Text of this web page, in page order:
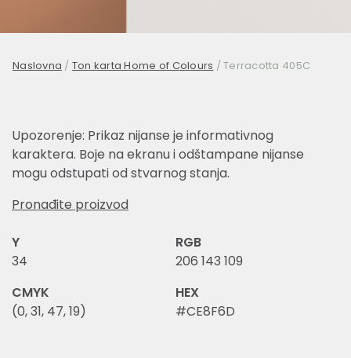
Naslovna / Ton karta Home of Colours /Terracotta 405C
Upozorenje: Prikaz nijanse je informativnog
karaktera. Boje na ekranu i odštampane nijanse
mogu odstupati od stvarnog stanja.
Pronađite proizvod
Y
34
RGB
206 143 109
CMYK
(0, 31, 47, 19)
HEX
#CE8F6D